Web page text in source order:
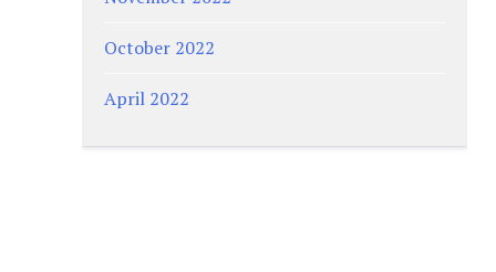
October 2022
April 2022